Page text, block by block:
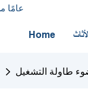
20
Home
طاولة التشغيل